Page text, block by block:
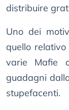
distribuire
Uno dei
quello relativo
varie Mafie
guadagni
stupefacenti.